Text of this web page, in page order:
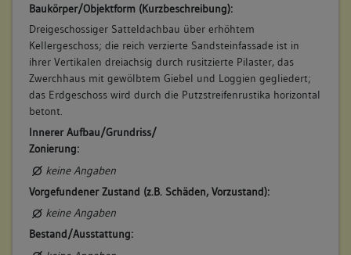
Baukörper/Objektform (Kurzbeschreibung):
Dreigeschossiger Satteldachbau über erhöhtem
Kellergeschoss; die reich verzierte Sandsteinfassade ist in
ihrer Vertikalen dreiachsig durch rusitzierte Pilaster, das
Zwerchhaus mit gewölbtem Giebel und Loggien gegliedert;
das Erdgeschoss wird durch die Putzstreifenrustika horizontal
betont.
Innerer Aufbau/Grundriss/
Zonierung:
keine Angaben
Vorgefundener Zustand (z.B. Schäden, Vorzustand):
keine Angaben
Bestand/Ausstattung: